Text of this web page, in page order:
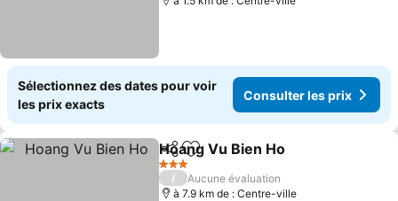
Sélectionnez des dates pour voir
les prix exacts
Consulter les prix
PartagerAjouter à mes favoris
Hoang Vu Bien Ho
3 Étoiles
/
Aucune évaluation
à 7.9 km de : Centre-ville